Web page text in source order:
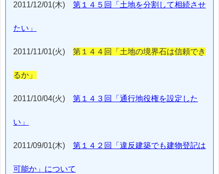
2011/12/01(木) 第１４５回「土地を分割して相続させ
たい」
2011/11/01(火) 第１４４回「土地の境界石は信頼でき
るか」
2011/10/04(火) 第１４３回「通行地役権を設定した
い」
2011/09/01(木) 第１４２回「違反建築でも建物登記は
可能か」について